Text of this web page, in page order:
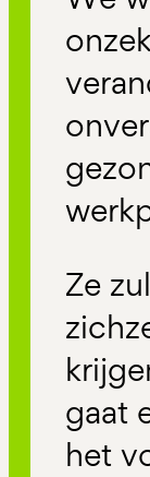
Ze
gaat
het